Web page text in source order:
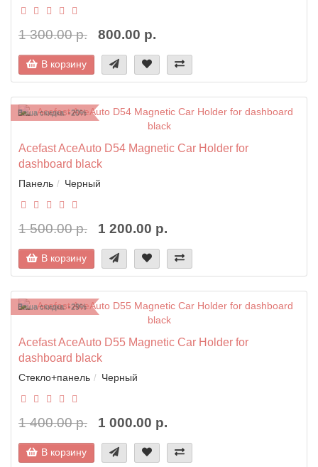
1 300.00 р. 800.00 р.
В корзину
Ваша скидка: -20%
Acefast AceAuto D54 Magnetic Car Holder for
dashboard black
Панель Черный
1 500.00 р. 1 200.00 р.
В корзину
Ваша скидка: -29%
Acefast AceAuto D55 Magnetic Car Holder for
dashboard black
Стекло+панель Черный
1 400.00 р. 1 000.00 р.
В корзину